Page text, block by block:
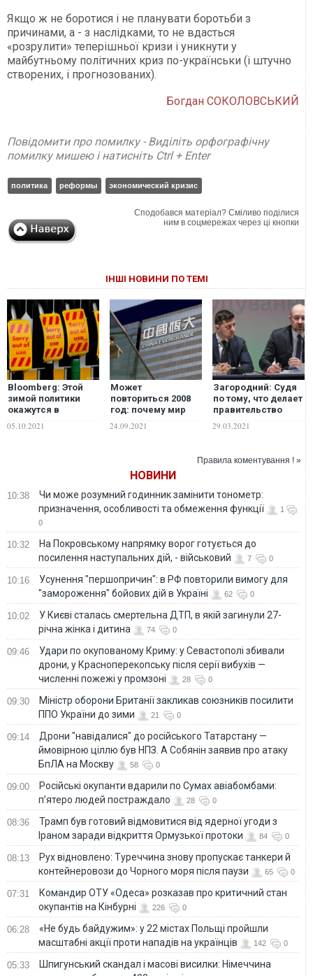
Якщо ж не боротися і не планувати боротьби з
причинами, а - з наслідками, то не вдасться
«розрулити» теперішньої кризи і уникнути у
майбутньому політичних криз по-українськи (і штучно
створених, і прогнозованих).
Богдан СОКОЛОВСЬКИЙ
Повідомити про помилку - Виділіть орфографічну
помилку мишею і натисніть Ctrl + Enter
политика реформы экономический кризис
Сподобався матеріал? Сміливо поділися
ним в соцмережах через ці кнопки
ІНШІ НОВИНИ ПО ТЕМІ
Bloomberg: Этой
зимой политики
окажутся в
положении
05.10.2021
Может
повториться 2008
год: почему мир
масштабного
24.09.2021
Загородний: Судя
по тому, что делает
правительство
рулит
экономического
простой причине
29.03.2021
Правила коментування ! »
НОВИНИ
10:38
Чи може розумний годинник замінити тонометр:
призначення, особливості та обмеження функції
1
0
10:32
На Покровському напрямку ворог готується до
посилення наступальних дій, - військовий
7 0
10:16
Усунення "першопричин": в РФ повторили вимогу для
"замороження" бойових дій в Україні
62 0
10:02
У Києві сталась смертельна ДТП, в якій загинули 27-
річна жінка і дитина
74 0
09:46
Удари по окупованому Криму: у Севастополі збивали
дрони, у Красноперекопську після серії вибухів —
численні пожежі у промзоні
28 0
09:30
Міністр оборони Британії закликав союзників посилити
ППО України до зими
21 0
09:14
Дрони "навідалися" до російського Татарстану —
ймовірною ціллю був НПЗ. А Собянін заявив про атаку
БпЛА на Москву
58 0
09:00
Російські окупанти вдарили по Сумах авіабомбами:
п’ятеро людей постраждало
28 0
08:36
Трамп був готовий відмовитися від ядерної угоди з
Іраном заради відкриття Ормузької протоки
84 0
08:13
Рух відновлено: Туреччина знову пропускає танкери й
контейнеровози до Чорного моря після паузи
65 0
07:31
Командир ОТУ «Одеса» розказав про критичний стан
окупантів на Кінбурні
226 0
06:28
«Не будь байдужим»: у 22 містах Польщі пройшли
масштабні акції проти нападів на українців
142 0
05:33
Шпигунський скандал і масові висилки: Німеччина